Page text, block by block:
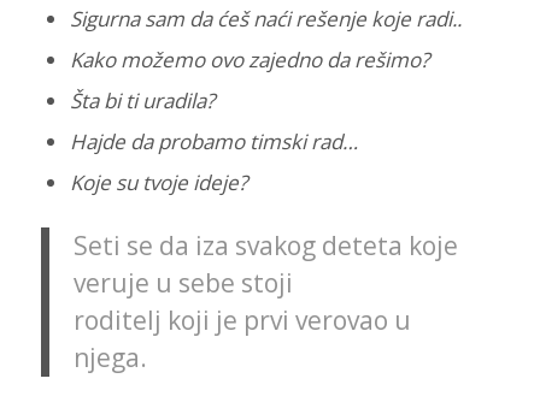
Sigurna sam da ćeš naći rešenje koje radi..
Kako možemo ovo zajedno da rešimo?
Šta bi ti uradila?
Hajde da probamo timski rad…
Koje su tvoje ideje?
Seti se da iza svakog deteta koje
veruje u sebe stoji
roditelj koji je prvi verovao u
njega.